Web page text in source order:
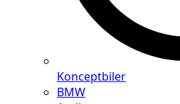
Konceptbiler
BMW